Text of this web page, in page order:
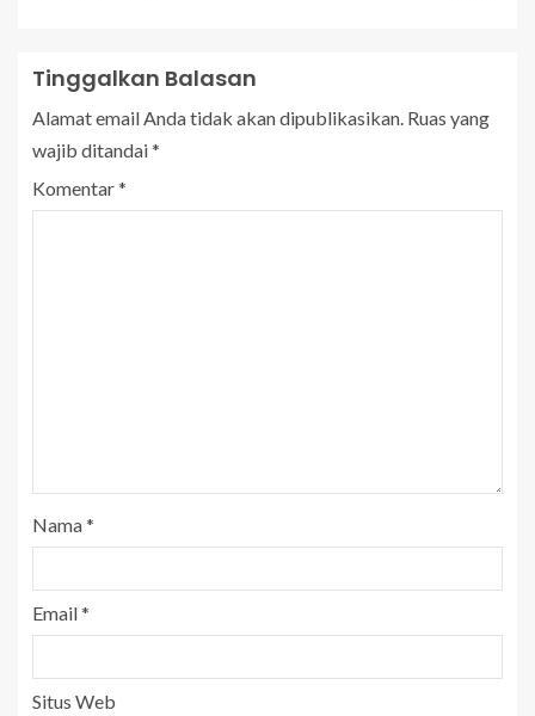
Tinggalkan Balasan
Alamat email Anda tidak akan dipublikasikan. Ruas yang
wajib ditandai*
Komentar*
Nama*
Email*
Situs Web